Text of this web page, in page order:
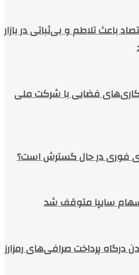
باعث تلاطم و بی‌ثباتی در بازار
فضایی با شرکت ملی
فوری در حال گسترش است؟
سایپا متوقف شد
پرداخت صرافی‌های رمزارز